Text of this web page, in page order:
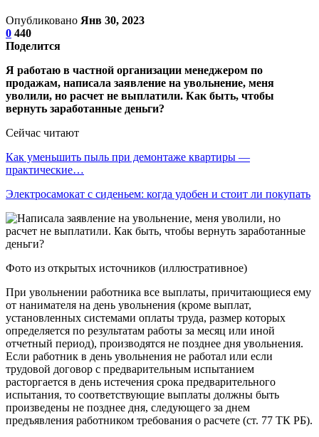
Опубликовано Янв 30, 2023
0 440
Поделится
Я работаю в частной организации менеджером по
продажам, написала заявление на увольнение, меня
уволили, но расчет не выплатили. Как быть, чтобы
вернуть заработанные деньги?
Сейчас читают
Как уменьшить пыль при демонтаже квартиры —
практические…
Электросамокат с сиденьем: когда удобен и стоит ли покупать
Фото из открытых источников (иллюстративное)
При увольнении работника все выплаты, причитающиеся ему
от нанимателя на день увольнения (кроме выплат,
установленных системами оплаты труда, размер которых
определяется по результатам работы за месяц или иной
отчетный период), производятся не позднее дня увольнения.
Если работник в день увольнения не работал или если
трудовой договор с предварительным испытанием
расторгается в день истечения срока предварительного
испытания, то соответствующие выплаты должны быть
произведены не позднее дня, следующего за днем
предъявления работником требования о расчете (ст. 77 ТК РБ).